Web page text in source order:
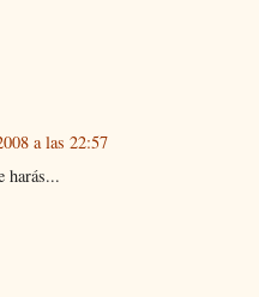
a las 22:57
harás...